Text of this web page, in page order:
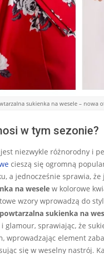
sukienka na wesele – nowa
w tym sezonie?
niezwykle różnorodny i
cieszą się ogromną
a jednocześnie sprawia,
na wesele w kolorowe
wzory wprowadzą do
sukienka na
glamour, sprawiając, że
element
się w weselny nastrój.